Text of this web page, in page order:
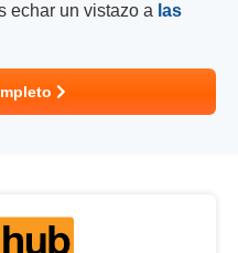
echar un vistazo a las